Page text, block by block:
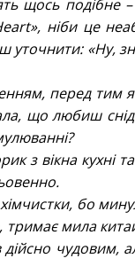
щось
ніби це
уточнити: «Ну,
перед тим
що любиш
з вікна кухні
бо
мила
дійсно